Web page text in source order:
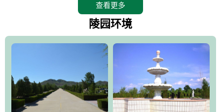
地。在总体设计上完全以中国传统文化作为前渠，由三条山脊环绕
而成，宛如一把太师椅，呈坐南朝北向，左青龙，右白虎，前朱
环绕挡住了外界的风吹，流动的生气遇到官厅的水又止住了，正好
符合山环水抱，藏风纳气的要求。中华永久陵园风景庄重典雅、气
势如宏，是华北地区最大的平川式墓园，陵园以皇家建筑风格为载
体吸取现代园林艺术之精华
查看更多
陵园环境